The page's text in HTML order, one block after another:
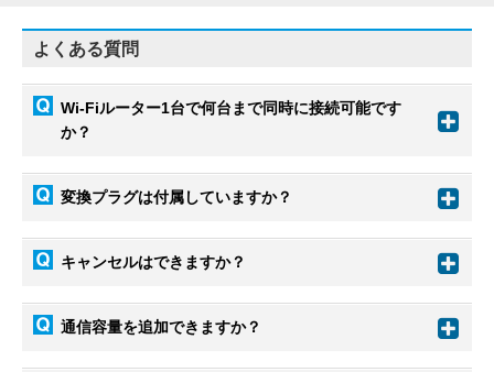
よくある質問
Wi-Fiルーター1台で何台まで同時に接続可能です
か？
変換プラグは付属していますか？
キャンセルはできますか？
通信容量を追加できますか？